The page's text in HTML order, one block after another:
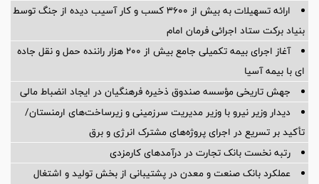
ارائه تسهیلات به بیش از ۳۶۰۰ کسب و کار آسیب دیده از جنگ توسط
بنیاد برکت ستاد اجرائی فرمان امام
آغاز اجرای بیمه تکمیلی جامع بیش از ۲۰۰ هزار راننده حمل و نقل جاده
ای با بیمه آسیا
جهش تاریخی مؤسسه صندوق ذخیره فرهنگیان در ایجاد انضباط مالی
دیدار وزیر نیرو با وزیر مدیریت سرزمینی و زیرساخت‌های ارمنستان/
تأکید بر تسریع در اجرای پروژه‌های مشترک انرژی و برق
رتبه نخست بانک تجارت در درآمدهای کارمزدی
عملکرد بانک صنعت و معدن در پشتیبانی از بخش تولید و اشتغال